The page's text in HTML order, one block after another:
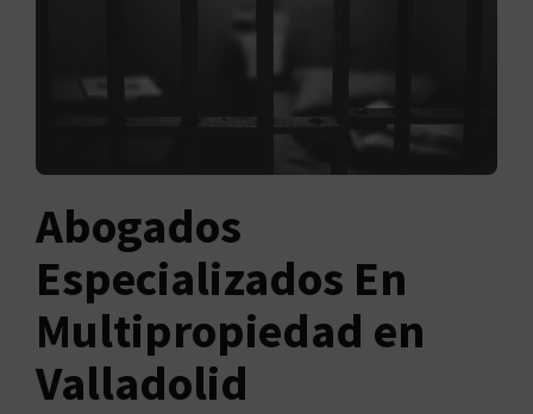
Abogados
Especializados En
Multipropiedad en
Valladolid